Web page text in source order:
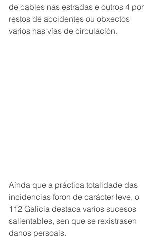
de cables nas estradas e outros 4 por
restos de accidentes ou obxectos
varios nas vías de circulación.
Aínda que a práctica totalidade das
incidencias foron de carácter leve, o
112 Galicia destaca varios sucesos
salientables, sen que se rexistrasen
danos persoais.